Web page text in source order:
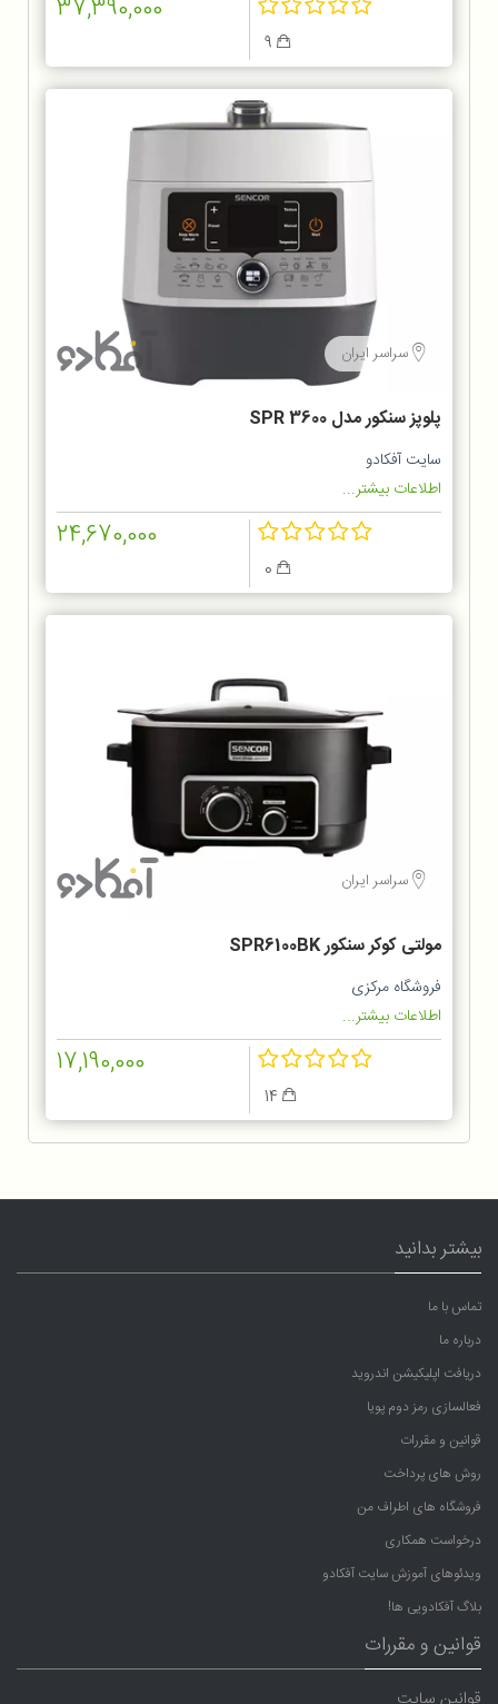
37,390,000
سراسر ایران
پلوپز سنکور مدل SPR 3600
سایت آفکادو
اطلاعات بیشتر...
24,670,000
سراسر ایران
مولتی کوکر سنکور SPR6100BK
فروشگاه مرکزی
اطلاعات بیشتر...
17,190,000
بیشتر بدانید
تماس با ما
درباره ما
دریافت اپلیکیشن اندروید
فعالسازی رمز دوم پویا
قوانین و مقررات
روش های پرداخت
فروشگاه های اطراف من
درخواست همکاری
ویدئوهای آموزش سایت آفکادو
بلاگ آفکادویی ها!
قوانین و مقررات